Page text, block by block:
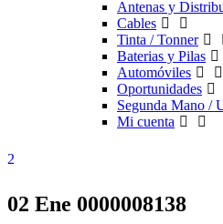
Antenas y
Cables
Tinta / Tonner
Baterias y Pilas
Automóviles
Oportunidades
Segunda Mano /
Mi cuenta
02 Ene 0000008138